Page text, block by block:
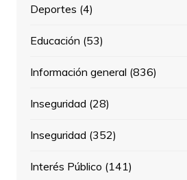
Deportes (4)
Educación (53)
Información general (836)
Inseguridad (28)
Inseguridad (352)
Interés Público (141)